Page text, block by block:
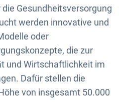
Gesundheitsversorgung
werden innovative und
oder
die zur
und Wirtschaftlichkeit im
Dafür stellen die
von insgesamt 50.000